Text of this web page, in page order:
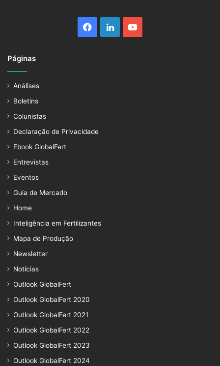
Facebook
LinkedinYouTube
Páginas
Análises
Boletins
Colunistas
Declaração de Privacidade
Ebook GlobalFert
Entrevistas
Eventos
Guia de Mercado
Home
Inteligência em Fertilizantes
Mapa de Produção
Newsletter
Notícias
Outlook GlobalFert
Outlook GlobalFert 2020
Outlook GlobalFert 2021
Outlook GlobalFert 2022
Outlook GlobalFert 2023
Outlook GlobalFert 2024